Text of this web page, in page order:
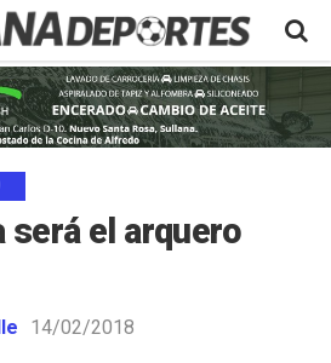
será el arquero
14/02/2018